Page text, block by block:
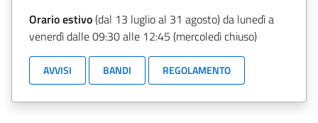
Orario estivo(dal 13 luglio al 31 agosto) da lunedì a
venerdì dalle 09:30 alle 12:45 (mercoledì chiuso)
AVVISI BANDI REGOLAMENTO